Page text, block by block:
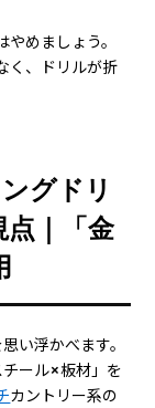
めましょう。
く、ドリルが折
グドリ
点｜「金
い浮かべます。
ール×板材」を
カントリー系の